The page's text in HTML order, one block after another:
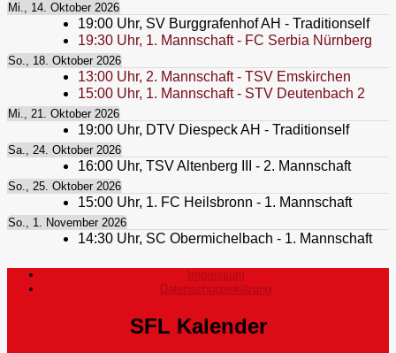
Mi., 14. Oktober 2026
19:00 Uhr, SV Burggrafenhof AH - Traditionself
19:30 Uhr, 1. Mannschaft - FC Serbia Nürnberg
So., 18. Oktober 2026
13:00 Uhr, 2. Mannschaft - TSV Emskirchen
15:00 Uhr, 1. Mannschaft - STV Deutenbach 2
Mi., 21. Oktober 2026
19:00 Uhr, DTV Diespeck AH - Traditionself
Sa., 24. Oktober 2026
16:00 Uhr, TSV Altenberg III - 2. Mannschaft
So., 25. Oktober 2026
15:00 Uhr, 1. FC Heilsbronn - 1. Mannschaft
So., 1. November 2026
14:30 Uhr, SC Obermichelbach - 1. Mannschaft
Impressum
Datenschutzerklärung
SFL Kalender